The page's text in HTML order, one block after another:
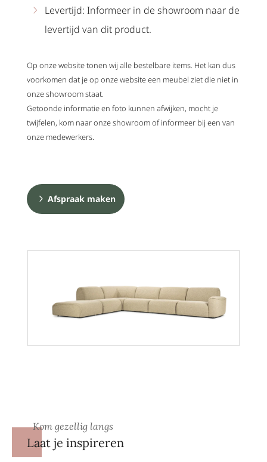
Levertijd: Informeer in de showroom naar de
levertijd van dit product.
Op onze website tonen wij alle bestelbare items. Het kan dus
voorkomen dat je op onze website een meubel ziet die niet in
onze showroom staat.
Getoonde informatie en foto kunnen afwijken, mocht je
twijfelen, kom naar onze showroom of informeer bij een van
onze medewerkers.
Afspraak maken
Kom gezellig langs
Laat je inspireren